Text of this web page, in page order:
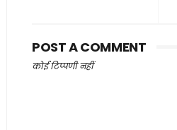
POST A COMMENT
कोई टिप्पणी नहीं